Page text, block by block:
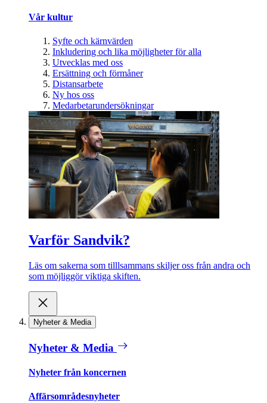
Vår kultur
Syfte och kärnvärden
Inkludering och lika möjligheter för alla
Utvecklas med oss
Ersättning och förmåner
Distansarbete
Ny hos oss
Medarbetarundersökningar
Varför Sandvik?
Läs om sakerna som tilllsammans skiljer oss från andra och
som möjliggör viktiga skiften.
Nyheter & Media
Nyheter & Media
Nyheter från koncernen
Affärsområdesnyheter